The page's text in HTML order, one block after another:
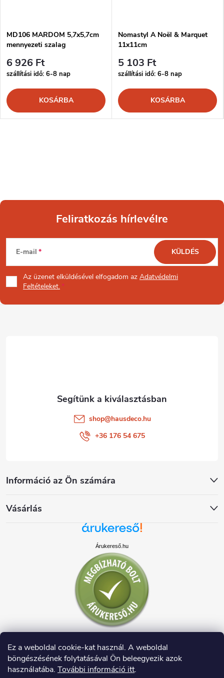
Ez a weboldal cookie-kat használ. A weboldal
böngészésének folytatásával Ön beleegyezik azok
használatába. További információ itt.
MD106 MARDOM 5,7x5,7cm
mennyezeti szalag
6 926 Ft
szállítási idő: 6-8 nap
KOSÁRBA
Nomastyl A Noël & Marquet
11x11cm
5 103 Ft
szállítási idő: 6-8 nap
KOSÁRBA
L
á
b
Feliratkozás hírlevélre
E-mail
Az üzenet elküldésével elfogadom az Adatvédelmi
Feltételeket.
KÜLDÉS
Információ az Ön számára
Vásárlás
shop@hausdeco.hu
+36 176 54 675
Árukereső.hu